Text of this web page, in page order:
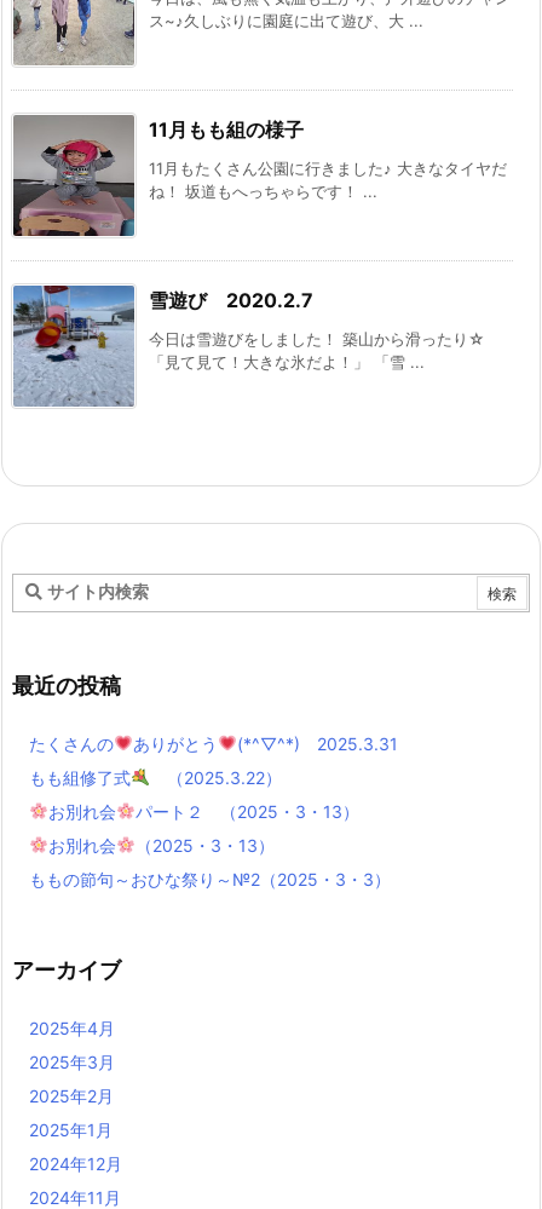
ス~♪久しぶりに園庭に出て遊び、大 ...
11月もも組の様子
11月もたくさん公園に行きました♪ 大きなタイヤだ
ね！ 坂道もへっちゃらです！ ...
雪遊び 2020.2.7
今日は雪遊びをしました！ 築山から滑ったり☆
「見て見て！大きな氷だよ！」 「雪 ...
最近の投稿
たくさんの ありがとう
(*^▽^*) 2025.3.31
もも組修了式
（2025.3.22）
お別れ会
パート２ （2025・3・13）
お別れ会
（2025・3・13）
ももの節句～おひな祭り～№2（2025・3・3）
アーカイブ
2025年4月
2025年3月
2025年2月
2025年1月
2024年12月
2024年11月